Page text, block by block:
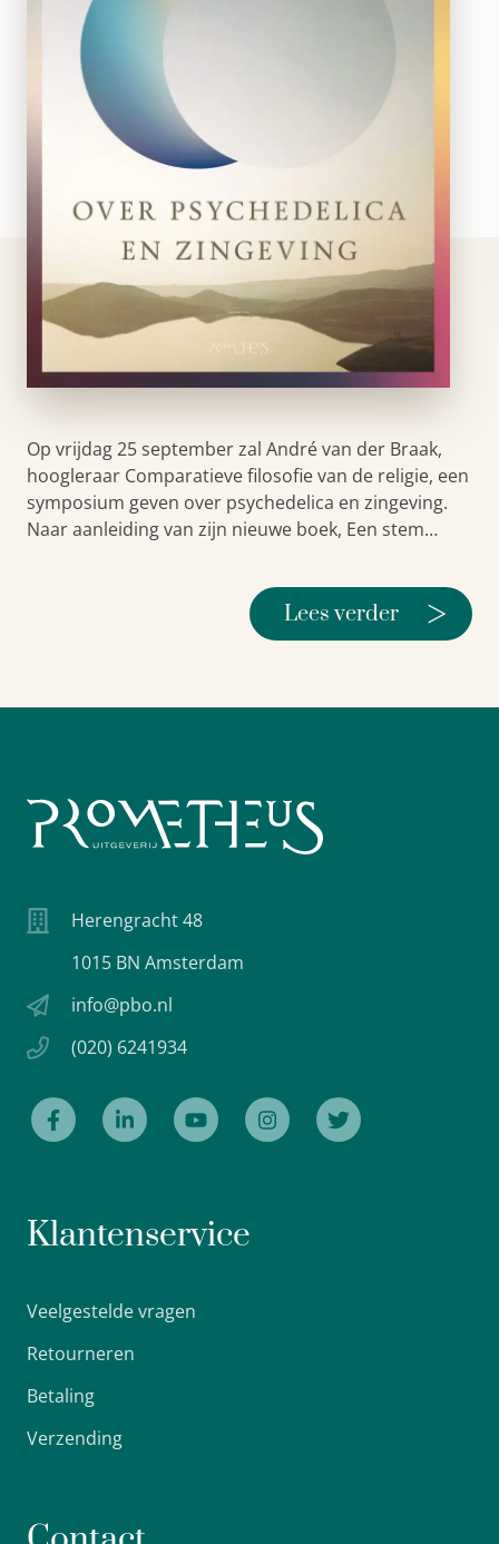
Op vrijdag 25 september zal André van der Braak,
hoogleraar Comparatieve filosofie van de religie, een
symposium geven over psychedelica en zingeving.
Naar aanleiding van zijn nieuwe boek, Een stem…
Lees verder >
Herengracht 48
1015 BN Amsterdam
info@pbo.nl
(020) 6241934
Klantenservice
Veelgestelde vragen
Retourneren
Betaling
Verzending